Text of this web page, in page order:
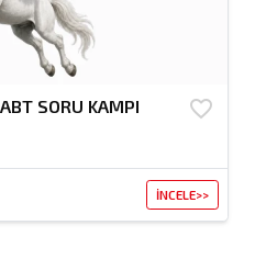
SORU KAMPI
favorite_border
İNCELE>>